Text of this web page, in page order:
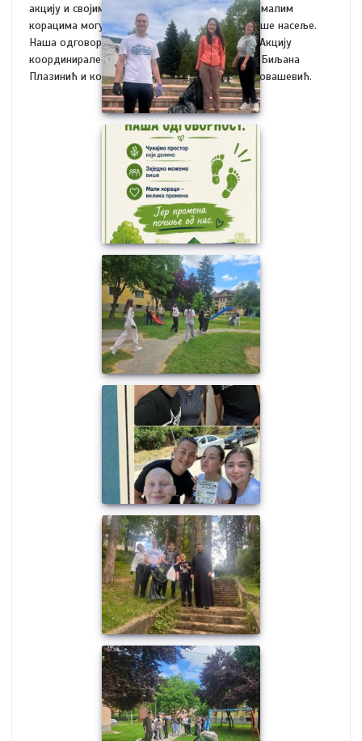
акцију и својим ангажовањем показали да се малим
корацима могу покренути велике промене. Наше насеље.
Наша одговорност. Наш корак за будућност. Акцију
координирале професорке Катарина Сатарић, Биљана
Плазинић и координатор пројекта, Ангелина Јовашевић.